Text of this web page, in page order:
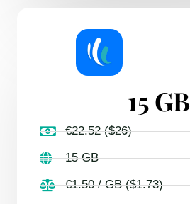
15 GB
€22.52 ($26)
15 GB
€1.50 / GB ($1.73)